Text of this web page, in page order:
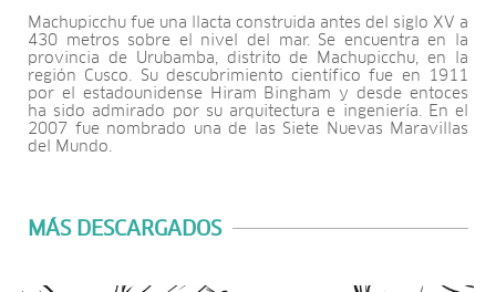
Machupicchu fue una llacta construida antes del siglo XV a
430 metros sobre el nivel del mar. Se encuentra en la
provincia de Urubamba, distrito de Machupicchu, en la
región Cusco. Su descubrimiento científico fue en 1911
por el estadounidense Hiram Bingham y desde entoces
ha sido admirado por su arquitectura e ingeniería. En el
2007 fue nombrado una de las Siete Nuevas Maravillas
del Mundo.
MÁS DESCARGADOS